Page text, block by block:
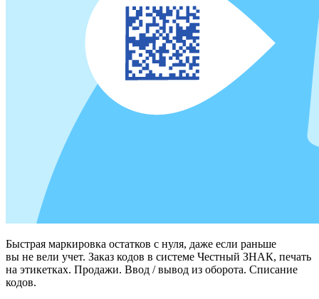
Быстрая маркировка остатков с нуля, даже если раньше
вы не вели учет. Заказ кодов в системе Честный ЗНАК, печать
на этикетках. Продажи. Ввод / вывод из оборота. Списание
кодов.